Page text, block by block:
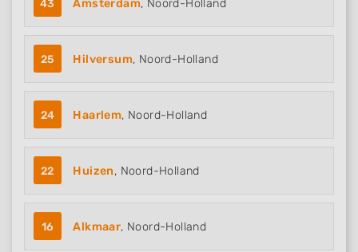
43 Amsterdam, Noord-Holland
25 Hilversum, Noord-Holland
24 Haarlem, Noord-Holland
22 Huizen, Noord-Holland
16 Alkmaar, Noord-Holland